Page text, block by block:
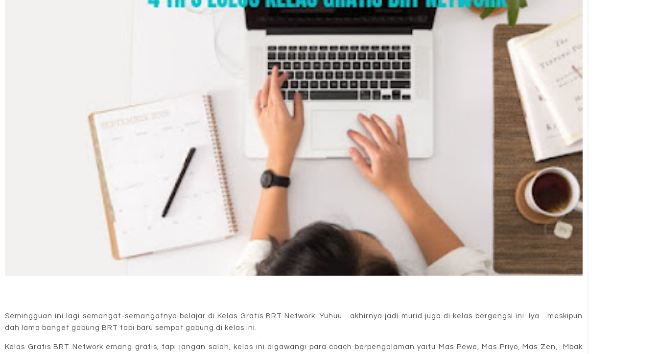
Semingguan ini lagi semangat-semangatnya belajar di Kelas Gratis BRT Network. Yuhuu....akhirnya jadi murid juga di kelas bergengsi ini. Iya....meskipun
dah lama banget gabung BRT tapi baru sempat gabung di kelas ini.
Kelas Gratis BRT Network emang gratis, tapi jangan salah, kelas ini digawangi para coach berpengalaman yaitu Mas Pewe, Mas Priyo, Mas Zen, Mbak